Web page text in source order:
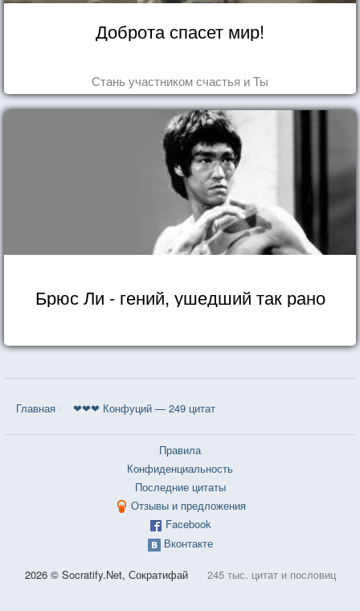
Доброта спасет мир!
Стань участником счастья и Ты
Брюс Ли - гений, ушедший так рано
Главная ❤❤❤ Конфуций — 249 цитат
Правила
Конфиденциальность
Последние цитаты
Отзывы и предложения
Facebook
Вконтакте
2026 © Socratify.Net, Сократифай 245 тыс. цитат и пословиц